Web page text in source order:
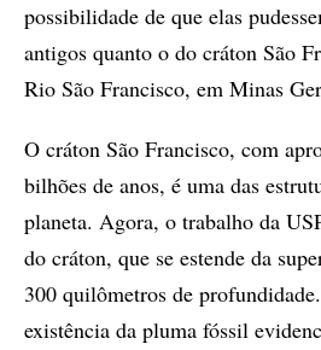
possibilidade de que elas
antigos quanto o do cráton São
Rio São Francisco, em Minas
O cráton São Francisco, com
bilhões de anos, é uma das
planeta. Agora, o trabalho da
do cráton, que se estende da
300 quilômetros de
existência da pluma fóssil